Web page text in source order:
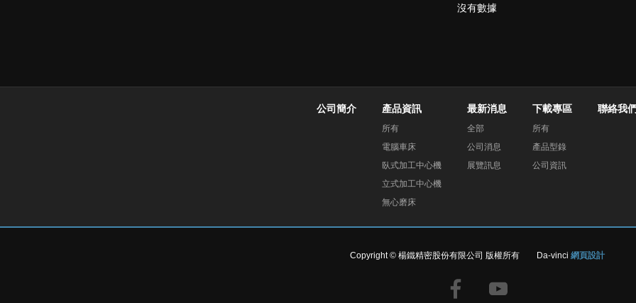
沒有數據
公司簡介 產品資訊
所有
電腦車床
臥式加工中心機
立式加工中心機
無心磨床
最新消息
全部
公司消息
展覽訊息
下載專區
所有
產品型錄
公司資訊
聯絡我
Copyright © 楊鐵精密股份有限公司 版權所有 Da-vinci 網頁設計